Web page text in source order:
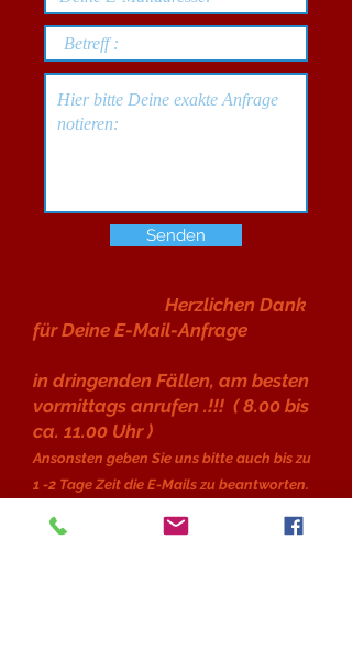
Senden
Herzlichen Dank
für Deine E-Mail-Anfrage
in dringenden Fällen, am besten
vormittags anrufen .!!! ( 8.00 bis
ca. 11.00 Uhr )
Ansonsten geben Sie uns bitte auch bis zu
1 -2 Tage Zeit die E-Mails zu beantworten.
Hotel Bärengarni